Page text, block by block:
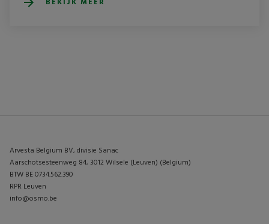
Arvesta Belgium BV, divisie Sanac
Aarschotsesteenweg 84, 3012 Wilsele (Leuven) (Belgium)
BTW BE 0734.562.390
RPR Leuven
info@osmo.be